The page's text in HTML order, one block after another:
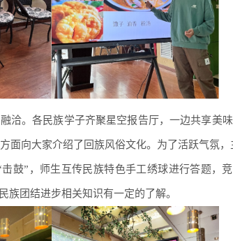
洽。各民族学子齐聚星空报告厅，一边共享美
面向大家介绍了回族风俗文化。为了活跃气氛
鼓”，师生互传民族特色手工绣球进行答题，
族团结进步相关知识有一定的了解。